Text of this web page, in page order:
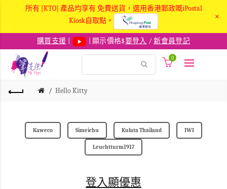
所有 [KTO] 產品均享有 免費送貨，選用香港郵政嘅iPostal
Kiosk自取點。
×
購買支援 | 顯示價格$要登入 /新會員登記
0
Hello Kitty
Kaweco Simeichu Kulata Thailand IWI
Leuchtturm1917
登入顯優惠